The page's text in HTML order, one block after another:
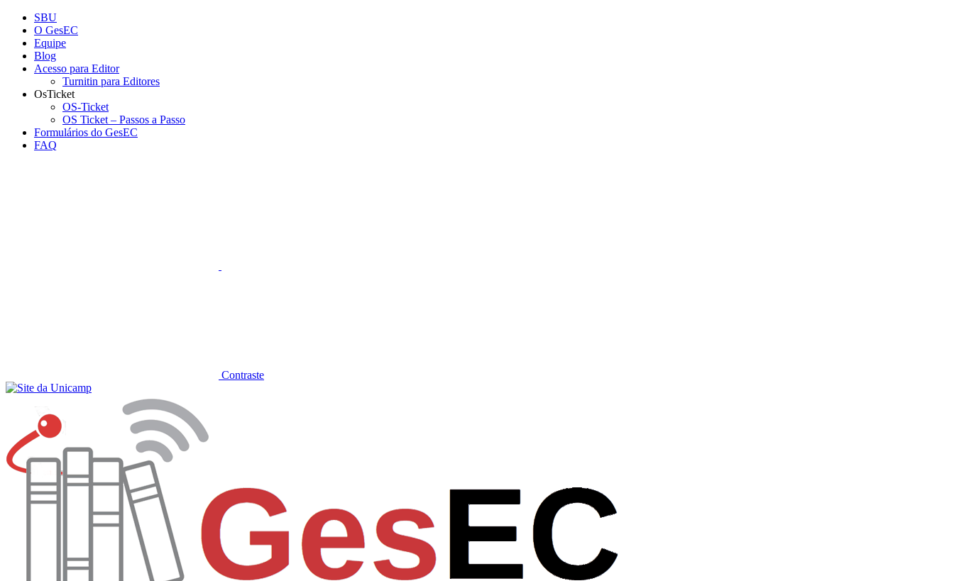
Conteúdo principal
SBU
O GesEC
Equipe
Blog
Acesso para Editor
Turnitin para Editores
OsTicket
OS-Ticket
OS Ticket – Passos a Passo
Formulários do GesEC
FAQ
Contraste